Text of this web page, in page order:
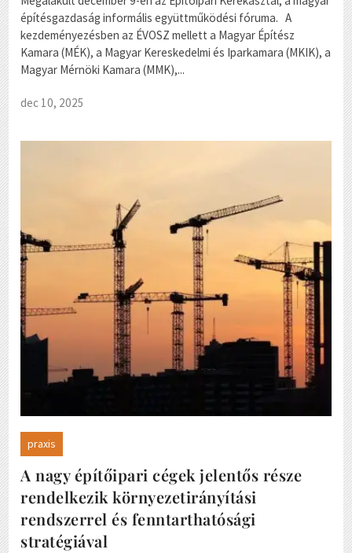
építésgazdaság informális együttműködési fóruma. A
kezdeményezésben az ÉVOSZ mellett a Magyar Építész
Kamara (MÉK), a Magyar Kereskedelmi és Iparkamara (MKIK), a
Magyar Mérnöki Kamara (MMK),...
dec 10, 2025
praxis
A nagy építőipari cégek jelentős része
rendelkezik környezetirányítási
rendszerrel és fenntarthatósági
stratégiával